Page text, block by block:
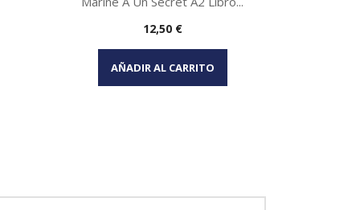
Vista rápida
Precio
12,50 €
AÑADIR AL CARRITO